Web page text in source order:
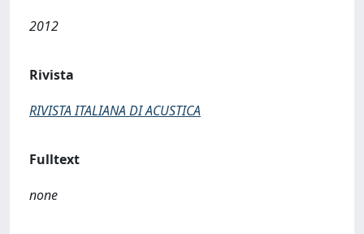
2012
Rivista
RIVISTA ITALIANA DI ACUSTICA
Fulltext
none